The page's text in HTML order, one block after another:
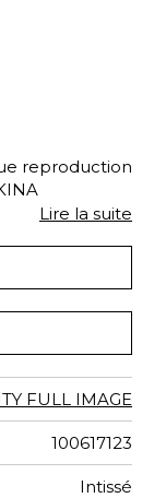
reproduction
dans une
Lire la suite
FULL IMAGE
100617123
Intissé